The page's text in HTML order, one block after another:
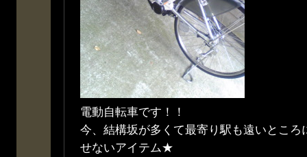
電動自転車です！！
今、結構坂が多くて最寄り駅も遠いところ
せないアイテム★